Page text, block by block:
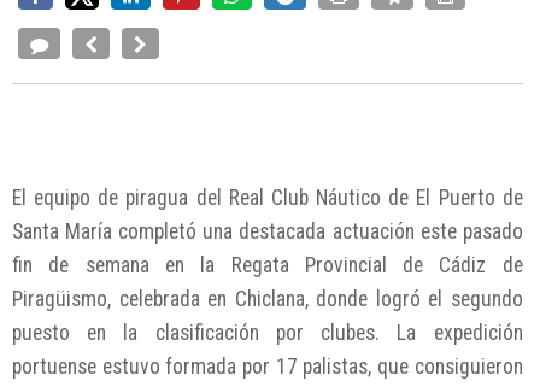
El equipo de piragua del Real Club Náutico de El Puerto de
Santa María completó una destacada actuación este pasado
fin de semana en la Regata Provincial de Cádiz de
Piragüismo, celebrada en Chiclana, donde logró el segundo
puesto en la clasificación por clubes. La expedición
portuense estuvo formada por 17 palistas, que consiguieron